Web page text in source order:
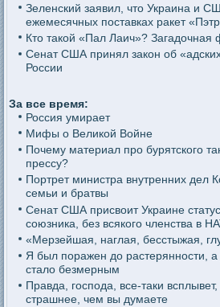
Зеленский заявил, что Украина и
ежемесячных поставках ракет
Кто такой «Пал Лаич»? Загадочная
Сенат США принял закон об
России
За все время:
Россия умирает
Мифы о Великой Войне
Почему материал про бурятского
прессу?
Портрет министра внутренних дел
семьи и братвы
Сенат США присвоит Украине
союзника, без всякого членства в
«Мерзейшая, наглая, бесстыжая,
Я был поражен до растерянности,
стало безмерным
Правда, господа, все-таки
страшнее, чем вы думаете